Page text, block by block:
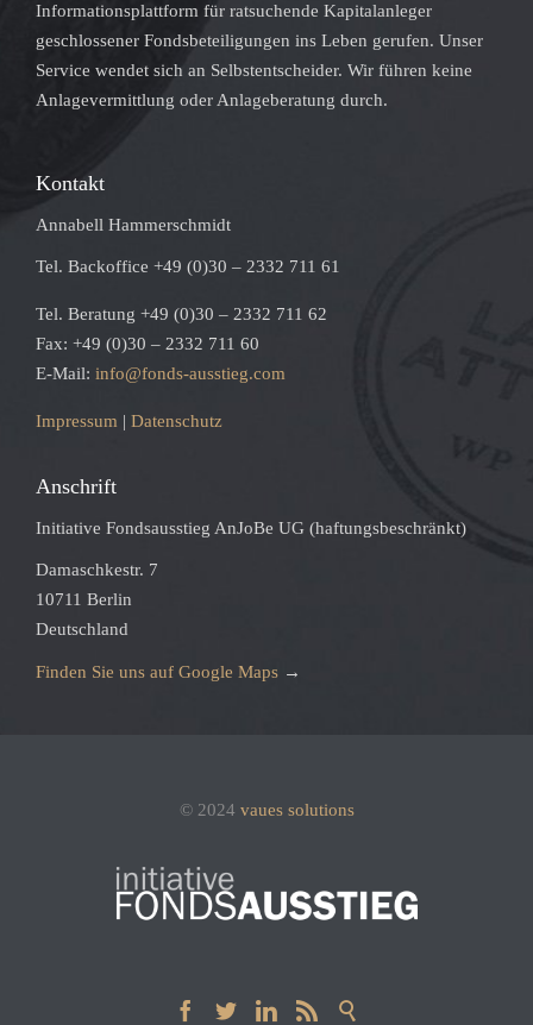
Informationsplattform für ratsuchende Kapitalanleger
geschlossener Fondsbeteiligungen ins Leben gerufen. Unser
Service wendet sich an Selbstentscheider. Wir führen keine
Anlagevermittlung oder Anlageberatung durch.
Kontakt
Annabell Hammerschmidt
Tel. Backoffice +49 (0)30 – 2332 711 61
Tel. Beratung +49 (0)30 – 2332 711 62
Fax: +49 (0)30 – 2332 711 60
E-Mail: info@fonds-ausstieg.com
Impressum | Datenschutz
Anschrift
Initiative Fondsausstieg AnJoBe UG (haftungsbeschränkt)
Damaschkestr. 7
10711 Berlin
Deutschland
Finden Sie uns auf Google Maps →
© 2024 vaues solutions
    